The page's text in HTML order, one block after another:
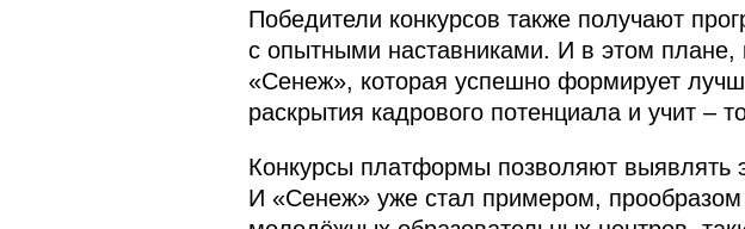
Победители конкурсов также получают
с опытными наставниками. И в этом плане,
«Сенеж», которая успешно формирует
раскрытия кадрового потенциала и учит –
Конкурсы платформы позволяют выявлять
И «Сенеж» уже стал примером, прообразом